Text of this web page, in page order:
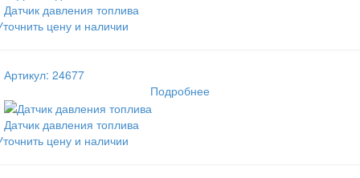
Датчик давления топлива
цену и наличии
Артикул: 24677
Подробнее
Датчик давления топлива
цену и наличии